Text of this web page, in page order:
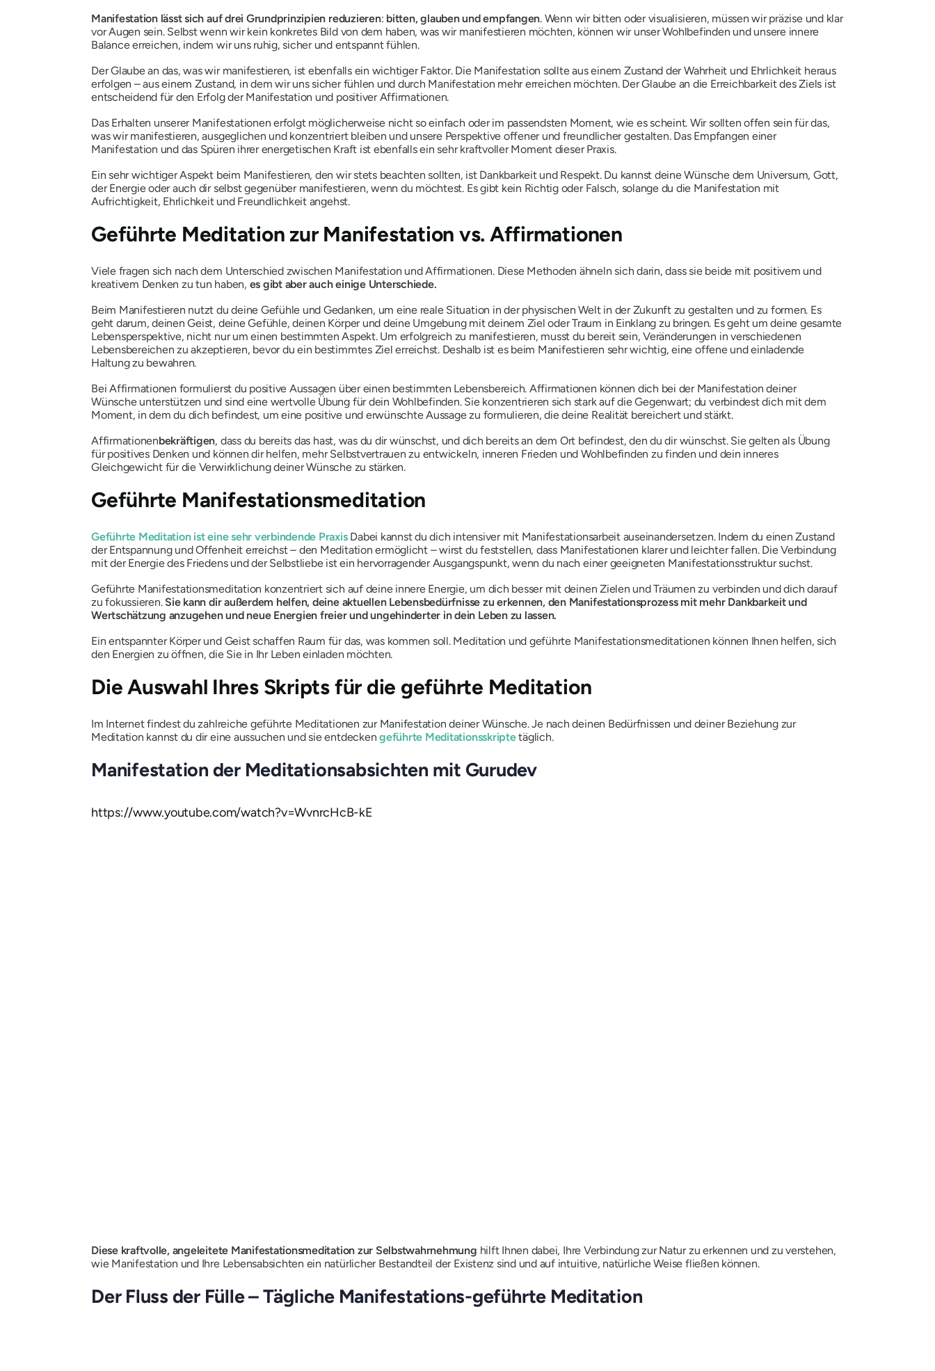
Manifestation lässt sich auf drei Grundprinzipien reduzieren: bitten, glauben und empfangen. Wenn wir bitten oder visualisieren, müssen wir präzise und klar
vor Augen sein. Selbst wenn wir kein konkretes Bild von dem haben, was wir manifestieren möchten, können wir unser Wohlbefinden und unsere innere
Balance erreichen, indem wir uns ruhig, sicher und entspannt fühlen.
Der Glaube an das, was wir manifestieren, ist ebenfalls ein wichtiger Faktor. Die Manifestation sollte aus einem Zustand der Wahrheit und Ehrlichkeit heraus
erfolgen – aus einem Zustand, in dem wir uns sicher fühlen und durch Manifestation mehr erreichen möchten. Der Glaube an die Erreichbarkeit des Ziels ist
entscheidend für den Erfolg der Manifestation und positiver Affirmationen.
Das Erhalten unserer Manifestationen erfolgt möglicherweise nicht so einfach oder im passendsten Moment, wie es scheint. Wir sollten offen sein für das,
was wir manifestieren, ausgeglichen und konzentriert bleiben und unsere Perspektive offener und freundlicher gestalten. Das Empfangen einer
Manifestation und das Spüren ihrer energetischen Kraft ist ebenfalls ein sehr kraftvoller Moment dieser Praxis.
Ein sehr wichtiger Aspekt beim Manifestieren, den wir stets beachten sollten, ist Dankbarkeit und Respekt. Du kannst deine Wünsche dem Universum, Gott,
der Energie oder auch dir selbst gegenüber manifestieren, wenn du möchtest. Es gibt kein Richtig oder Falsch, solange du die Manifestation mit
Aufrichtigkeit, Ehrlichkeit und Freundlichkeit angehst.
Geführte Meditation zur Manifestation vs. Affirmationen
Viele fragen sich nach dem Unterschied zwischen Manifestation und Affirmationen. Diese Methoden ähneln sich darin, dass sie beide mit positivem und
kreativem Denken zu tun haben, es gibt aber auch einige Unterschiede.
Beim Manifestieren nutzt du deine Gefühle und Gedanken, um eine reale Situation in der physischen Welt in der Zukunft zu gestalten und zu formen. Es
geht darum, deinen Geist, deine Gefühle, deinen Körper und deine Umgebung mit deinem Ziel oder Traum in Einklang zu bringen. Es geht um deine gesamte
Lebensperspektive, nicht nur um einen bestimmten Aspekt. Um erfolgreich zu manifestieren, musst du bereit sein, Veränderungen in verschiedenen
Lebensbereichen zu akzeptieren, bevor du ein bestimmtes Ziel erreichst. Deshalb ist es beim Manifestieren sehr wichtig, eine offene und einladende
Haltung zu bewahren.
Bei Affirmationen formulierst du positive Aussagen über einen bestimmten Lebensbereich. Affirmationen können dich bei der Manifestation deiner
Wünsche unterstützen und sind eine wertvolle Übung für dein Wohlbefinden. Sie konzentrieren sich stark auf die Gegenwart; du verbindest dich mit dem
Moment, in dem du dich befindest, um eine positive und erwünschte Aussage zu formulieren, die deine Realität bereichert und stärkt.
Affirmationenbekräftigen, dass du bereits das hast, was du dir wünschst, und dich bereits an dem Ort befindest, den du dir wünschst. Sie gelten als Übung
für positives Denken und können dir helfen, mehr Selbstvertrauen zu entwickeln, inneren Frieden und Wohlbefinden zu finden und dein inneres
Gleichgewicht für die Verwirklichung deiner Wünsche zu stärken.
Geführte Manifestationsmeditation
Geführte Meditation ist eine sehr verbindende PraxisDabei kannst du dich intensiver mit Manifestationsarbeit auseinandersetzen. Indem du einen Zustand
der Entspannung und Offenheit erreichst – den Meditation ermöglicht – wirst du feststellen, dass Manifestationen klarer und leichter fallen. Die Verbindung
mit der Energie des Friedens und der Selbstliebe ist ein hervorragender Ausgangspunkt, wenn du nach einer geeigneten Manifestationsstruktur suchst.
Geführte Manifestationsmeditation konzentriert sich auf deine innere Energie, um dich besser mit deinen Zielen und Träumen zu verbinden und dich darauf
zu fokussieren. Sie kann dir außerdem helfen, deine aktuellen Lebensbedürfnisse zu erkennen, den Manifestationsprozess mit mehr Dankbarkeit und
Wertschätzung anzugehen und neue Energien freier und ungehinderter in dein Leben zu lassen.
Ein entspannter Körper und Geist schaffen Raum für das, was kommen soll. Meditation und geführte Manifestationsmeditationen können Ihnen helfen, sich
den Energien zu öffnen, die Sie in Ihr Leben einladen möchten.
Die Auswahl Ihres Skripts für die geführte Meditation
Im Internet findest du zahlreiche geführte Meditationen zur Manifestation deiner Wünsche. Je nach deinen Bedürfnissen und deiner Beziehung zur
Meditation kannst du dir eine aussuchen und sie entdeckengeführte Meditationsskriptetäglich.
Manifestation der Meditationsabsichten mit Gurudev
https://www.youtube.com/watch?v=WvnrcHcB-kE
Diese kraftvolle, angeleitete Manifestationsmeditation zur Selbstwahrnehmung hilft Ihnen dabei, Ihre Verbindung zur Natur zu erkennen und zu verstehen,
wie Manifestation und Ihre Lebensabsichten ein natürlicher Bestandteil der Existenz sind und auf intuitive, natürliche Weise fließen können.
Der Fluss der Fülle – Tägliche Manifestations-geführte Meditation